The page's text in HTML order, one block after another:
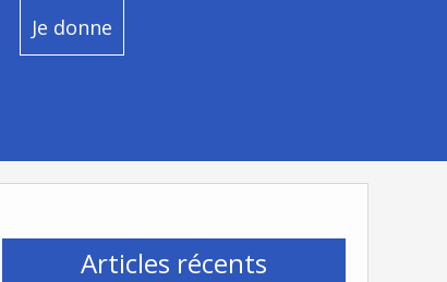
Je donne
Articles récents